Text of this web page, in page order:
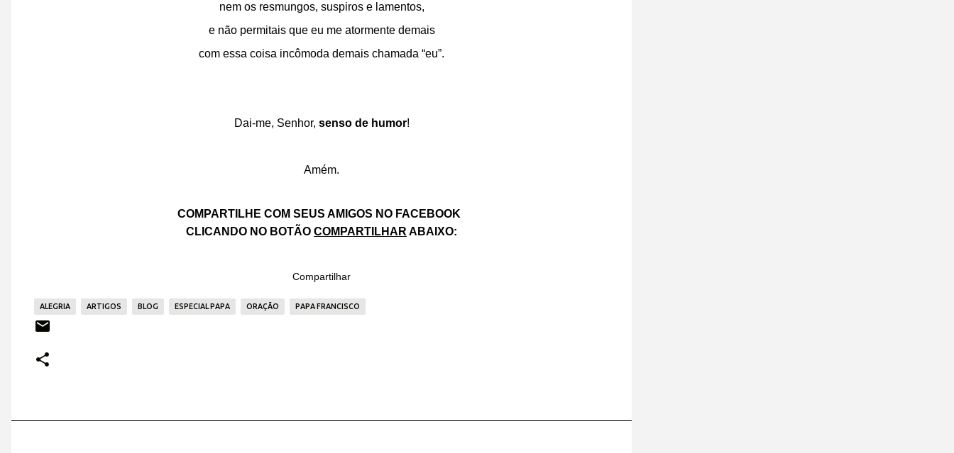
nem os resmungos, suspiros e lamentos,
e não permitais que eu me atormente demais
com essa coisa incômoda demais chamada “eu”.
Dai-me, Senhor, senso de humor!
Amém.
COMPARTILHE COM SEUS AMIGOS NO FACEBOOK
CLICANDO NO BOTÃO COMPARTILHAR ABAIXO:
Compartilhar
ALEGRIA ARTIGOS BLOG ESPECIAL PAPA ORAÇÃO PAPA FRANCISCO